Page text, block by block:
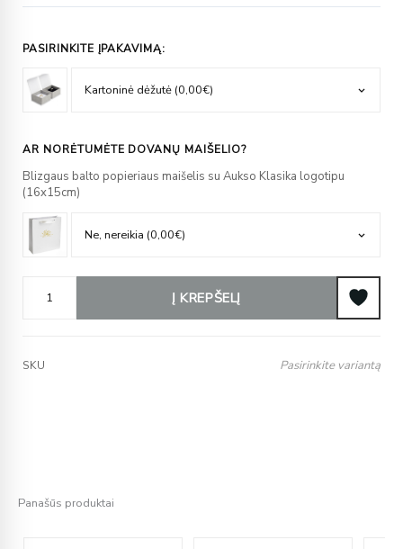
PASIRINKITE ĮPAKAVIMĄ:
AR NORĖTUMĖTE DOVANŲ MAIŠELIO?
Blizgaus balto popieriaus maišelis su Aukso Klasika logotipu
(16x15cm)
Į KREPŠELĮ
SKU Pasirinkite variantą
Panašūs produktai